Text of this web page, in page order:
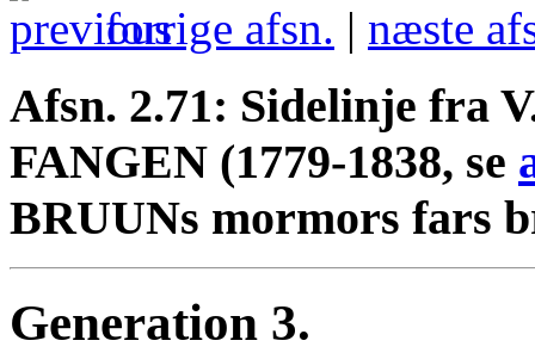
forrige afsn. | næste
Afsn. 2.71: Sidelinje fra
FANGEN (1779-1838, se
BRUUNs mormors fars
Generation 3.